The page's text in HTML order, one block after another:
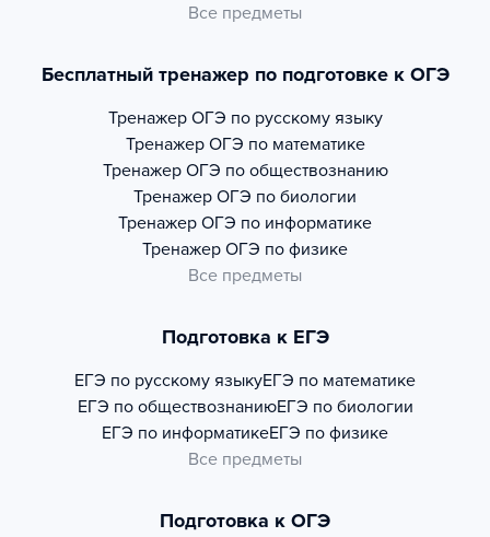
Все предметы
Бесплатный тренажер по подготовке к ОГЭ
Тренажер ОГЭ по русскому языку
Тренажер ОГЭ по математике
Тренажер ОГЭ по обществознанию
Тренажер ОГЭ по биологии
Тренажер ОГЭ по информатике
Тренажер ОГЭ по физике
Все предметы
Подготовка к ЕГЭ
ЕГЭ по русскому языкуЕГЭ по математике
ЕГЭ по обществознаниюЕГЭ по биологии
ЕГЭ по информатикеЕГЭ по физике
Все предметы
Подготовка к ОГЭ